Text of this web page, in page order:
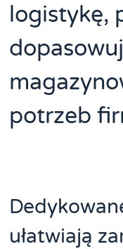
logistykę,
potrzeb
ułatwiają